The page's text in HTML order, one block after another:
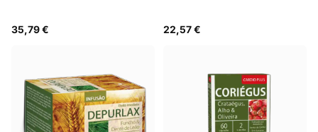
35,79 € 22,57 €